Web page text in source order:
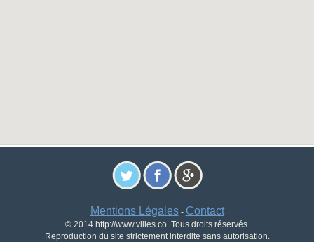
Mentions Légales- Contact
© 2014 http://www.villes.co. Tous droits réservés.
Reproduction du site strictement interdite sans autorisation.